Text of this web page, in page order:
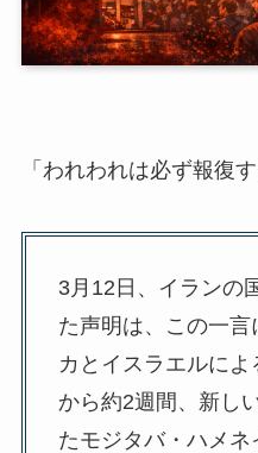
「われわれは必ず報復す
3月12日、イランの
た声明は、この一言
カとイスラエルに
から約2週間、新し
たモジタバ・ハメ